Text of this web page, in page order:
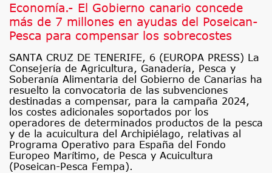
Economía.- El Gobierno canario concede
más de 7 millones en ayudas del Poseican-
Pesca para compensar los sobrecostes
SANTA CRUZ DE TENERIFE, 6 (EUROPA PRESS) La
Consejería de Agricultura, Ganadería, Pesca y
Soberanía Alimentaria del Gobierno de Canarias ha
resuelto la convocatoria de las subvenciones
destinadas a compensar, para la campaña 2024,
los costes adicionales soportados por los
operadores de determinados productos de la pesca
y de la acuicultura del Archipiélago, relativas al
Programa Operativo para España del Fondo
Europeo Marítimo, de Pesca y Acuicultura
(Poseican-Pesca Fempa).